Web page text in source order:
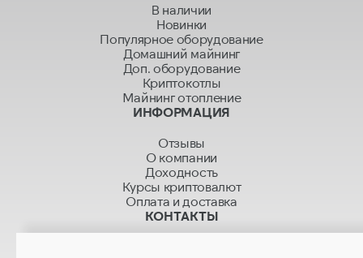
В наличии
Новинки
Популярное оборудование
Домашний майнинг
Доп. оборудование
Криптокотлы
Майнинг отопление
ИНФОРМАЦИЯ
Отзывы
О компании
Доходность
Курсы криптовалют
Оплата и доставка
КОНТАКТЫ